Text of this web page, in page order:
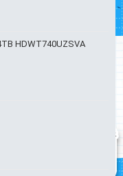
HDWT740UZSVA